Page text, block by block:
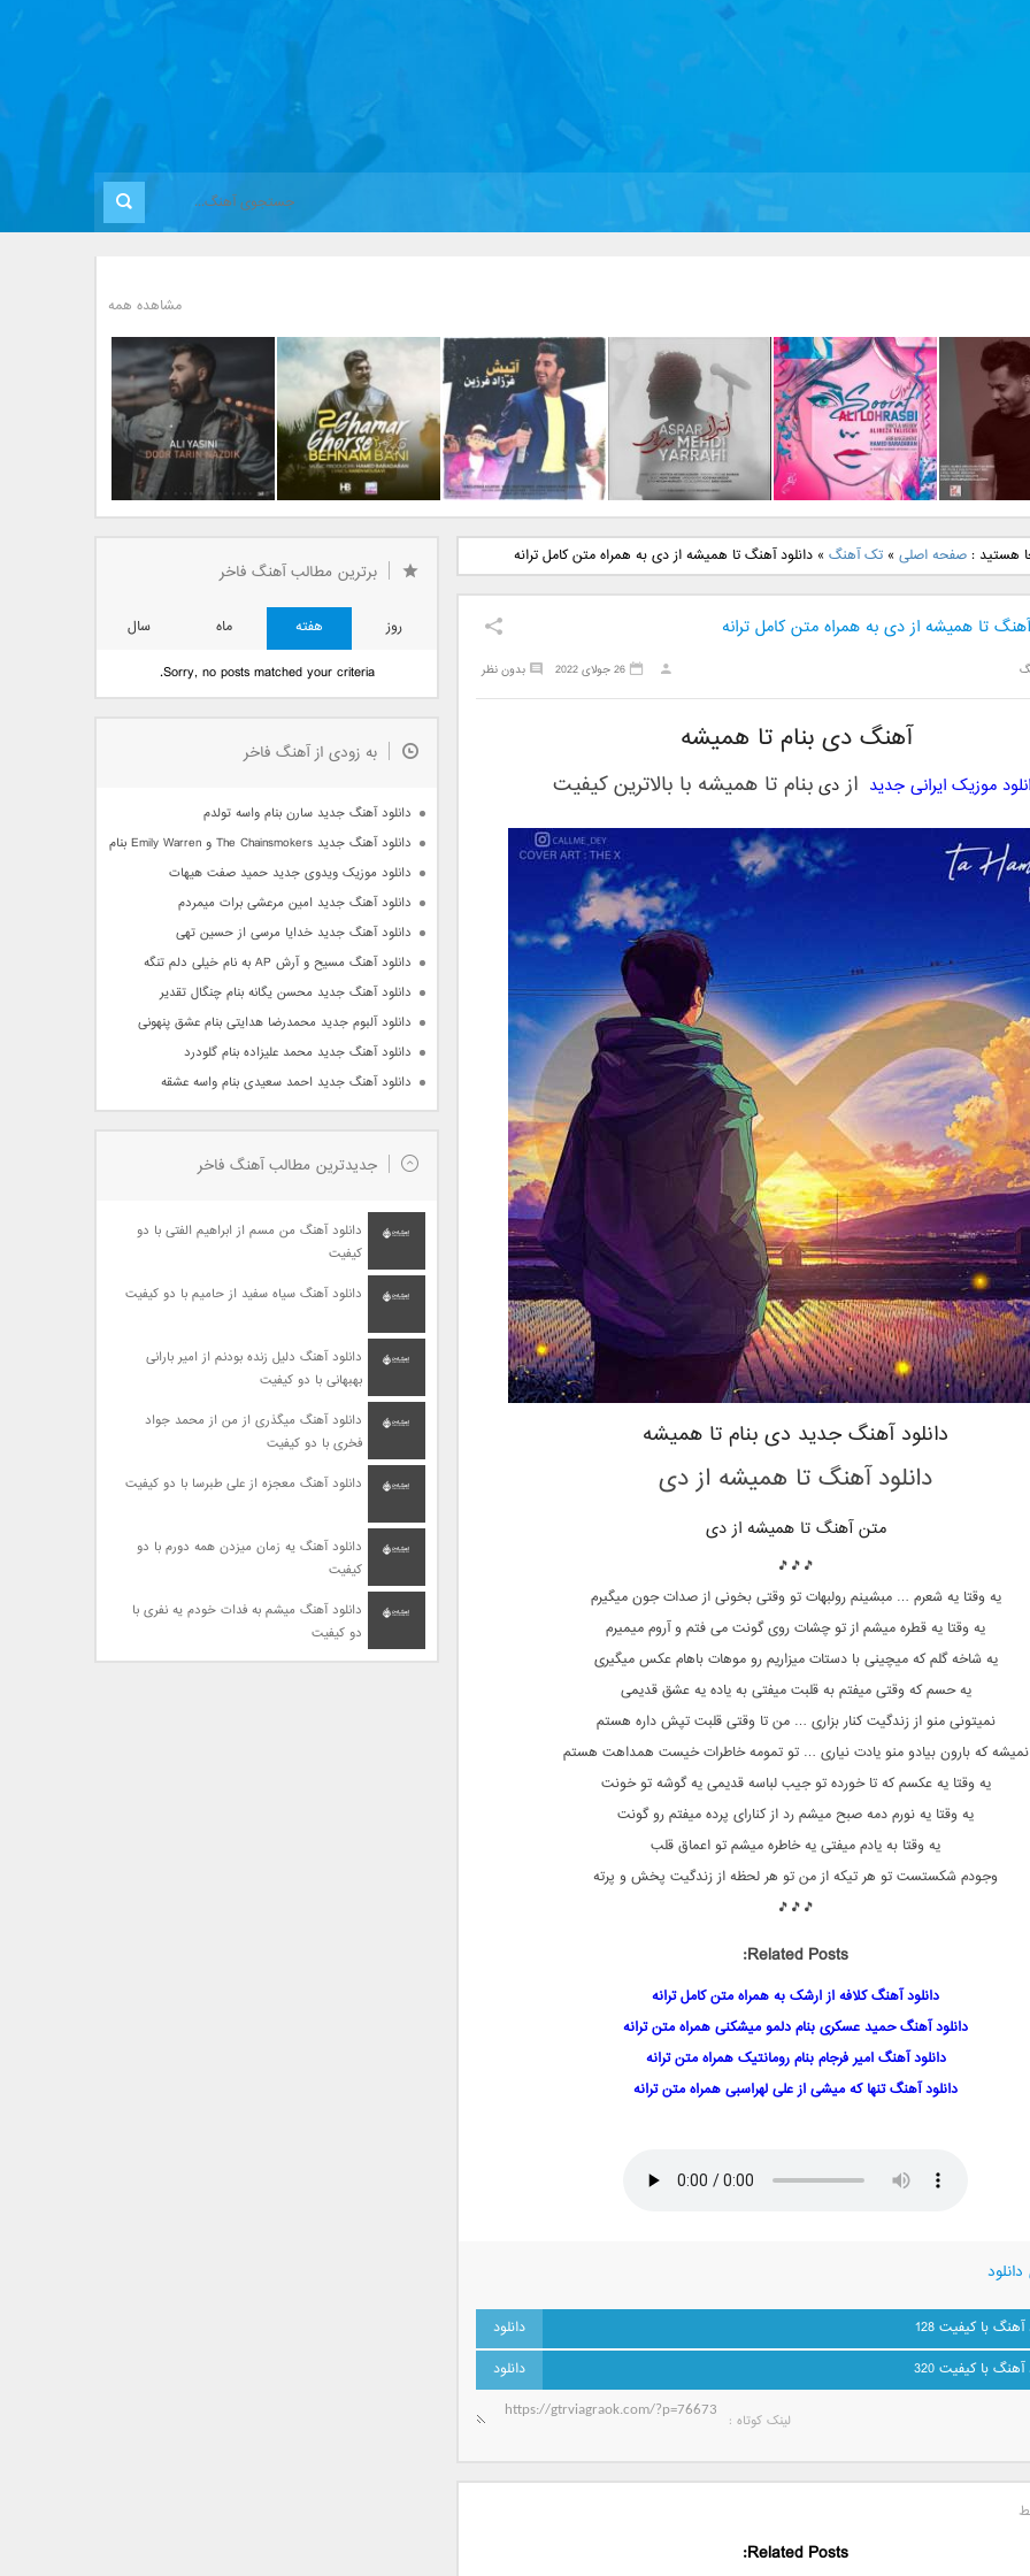
مشاهده همه
جدید رضا
بنام نگار
دانلود آهنگ جدید علی
لهراسبی بنام صورت
دانلود آهنگ جدید مهدی
یراحی بنام اسرار
دانلود آهنگ جدید فرزاد
فرزین بنام آتیش
بانی بنام قرص قمر 2
یاسینی بنام دورترین نزدیک
هستید :صفحه اصلی »تک آهنگ »دانلود آهنگ تا همیشه از دی به همراه متن کامل ترانه
آهنگ تا همیشه از دی به همراه متن کامل ترانه
بدون نظر 26 جولای 2022
آهنگ دی بنام تا همیشه
موزیک ایرانی جدید ازدیبنامتا همیشهبا بالاترین کیفیت
دانلود آهنگ جدید دی بنام تا همیشه
دانلود آهنگ تا همیشه از دی
متن آهنگ تا همیشهاز دی
🎵🎵🎵
یه وقتا یه شعرم … مبشینم رولبهات تو وقتی بخونی از صدات جون میگیرم
یه وقتا یه قطره میشم از تو چشات روی گونت می فتم و آروم میمیرم
یه شاخه گلم که میچینی با دستات میزاریم رو موهات باهام عکس میگیری
یه حسم که وقتی میفتم به قلبت میفتی به یاده یه عشق قدیمی
نمیتونی منو از زندگیت کنار بزاری … من تا وقتی قلبت تپش داره هستم
نمیشه که بارون بیادو منو یادت نیاری … تو تمومه خاطرات خیست همداهت هستم
یه وقتا یه عکسم که تا خورده تو جیب لباسه قدیمی یه گوشه تو خونت
یه وقتا یه نورم دمه صبح میشم رد از کنارای پرده میفتم رو گونت
یه وقتا به یادم میفتی یه خاطره میشم تو اعماق قلب
وجودم شکستست تو هر تیکه از من تو هر لحظه از زندگیت پخش و پرته
🎵🎵🎵
Related Posts:
دانلود آهنگ کلافه از ارشک به همراه متن کامل ترانه
دانلود آهنگ حمید عسکری بنام دلمو میشکنی همراه متن ترانه
دانلود آهنگ امیر فرجام بنام رومانتیک همراه متن ترانه
دانلود آهنگ تنها که میشی از علی لهراسبی همراه متن ترانه
آهنگ با کیفیت 128
آهنگ با کیفیت 320
لینک کوتاه‌ :
Related Posts:
برترین مطالب آهنگ فاخر
روز هفته ماه
سال
Sorry, no posts matched your criteria.
به زودی از آهنگ فاخر
دانلود آهنگ جدید سارن بنام واسه تولدم
دانلود آهنگ جدید The Chainsmokers و Emily Warren بنام Side Effects
دانلود موزیک ویدوی جدید حمید صفت هیهات
دانلود آهنگ جدید امین مرعشی برات میمردم
دانلود آهنگ جدید خدایا مرسی از حسین تهی
دانلود آهنگ مسیح و آرش AP به نام خیلی دلم تنگه
دانلود آهنگ جدید محسن یگانه بنام چنگال تقدیر
دانلود آلبوم جدید محمدرضا هدایتی بنام عشق پنهونی
دانلود آهنگ جدید محمد علیزاده بنام گلودرد
دانلود آهنگ جدید احمد سعیدی بنام واسه عشقه
جدیدترین مطالب آهنگ فاخر
دانلود آهنگ من مسم از ابراهیم الفتی با دو
کیفیت
دانلود آهنگ سیاه سفید از حامیم با دو کیفیت
دانلود آهنگ دلیل زنده بودنم از امیر بارانی
بهبهانی با دو کیفیت
دانلود آهنگ میگذری از من از محمد جواد
فخری با دو کیفیت
دانلود آهنگ معجزه از علی طبرسا با دو کیفیت
دانلود آهنگ یه زمان میزدن همه دورم با دو
کیفیت
دانلود آهنگ میشم به فدات خودم یه نفری با
دو کیفیت